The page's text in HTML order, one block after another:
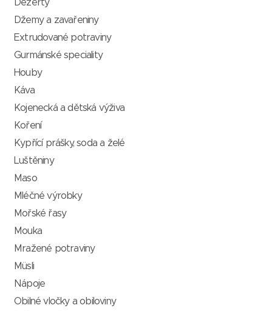
Dezerty
Džemy a zavařeniny
Extrudované potraviny
Gurmánské speciality
Houby
Káva
Kojenecká a dětská výživa
Koření
Kypřící prášky, soda a želé
Luštěniny
Maso
Mléčné výrobky
Mořské řasy
Mouka
Mražené potraviny
Müsli
Nápoje
Obilné vločky a obiloviny